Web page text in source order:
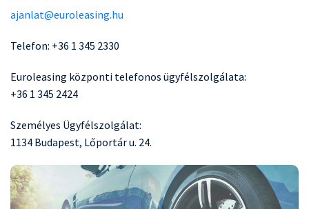
ajanlat@euroleasing.hu
Telefon: +36 1 345 2330
Euroleasing központi telefonos ügyfélszolgálata:
+36 1 345 2424
Személyes Ügyfélszolgálat:
1134 Budapest, Lőportár u. 24.